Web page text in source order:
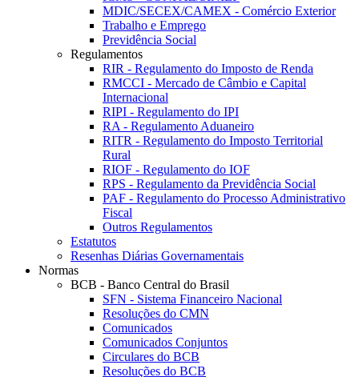
MDIC/SECEX/CAMEX - Comércio Exterior
Trabalho e Emprego
Previdência Social
Regulamentos
RIR - Regulamento do Imposto de Renda
RMCCI - Mercado de Câmbio e Capital
Internacional
RIPI - Regulamento do IPI
RA - Regulamento Aduaneiro
RITR - Regulamento do Imposto Territorial
Rural
RIOF - Regulamento do IOF
RPS - Regulamento da Previdência Social
PAF - Regulamento do Processo Administrativo
Fiscal
Outros Regulamentos
Estatutos
Resenhas Diárias Governamentais
Normas
BCB - Banco Central do Brasil
SFN - Sistema Financeiro Nacional
Resoluções do CMN
Comunicados
Comunicados Conjuntos
Circulares do BCB
Resoluções do BCB